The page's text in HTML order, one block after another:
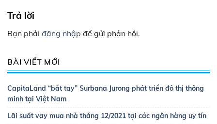
Trả lời
Bạn phải đăng nhập để gửi phản hồi.
BÀI VIẾT MỚI
CapitaLand “bắt tay” Surbana Jurong phát triển đô thị thông
minh tại Việt Nam
Lãi suất vay mua nhà tháng 12/2021 tại các ngân hàng uy tín